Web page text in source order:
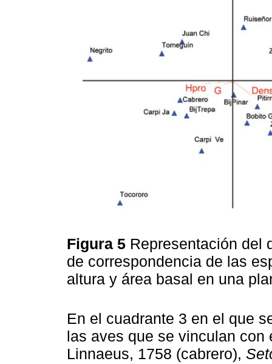
Figura 5 Representación del
de correspondencia de las
altura y área basal en una
En el cuadrante 3 en el que
las aves que se vinculan
Linnaeus, 1758 (cabrero),